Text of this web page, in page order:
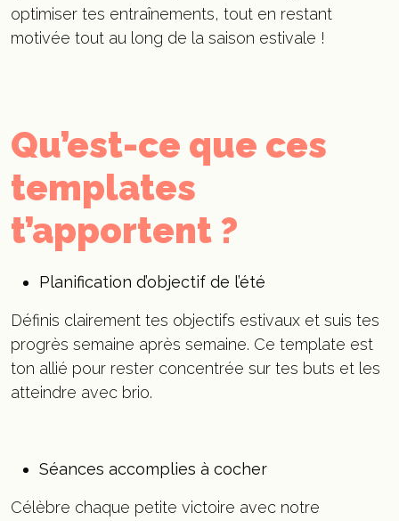
optimiser tes entraînements, tout en restant
motivée tout au long de la saison estivale !
Qu’est-ce que ces
templates
t’apportent ?
Planification d’objectif de l’été
Définis clairement tes objectifs estivaux et suis tes
progrès semaine après semaine. Ce template est
ton allié pour rester concentrée sur tes buts et les
atteindre avec brio.
Séances accomplies à cocher
Célèbre chaque petite victoire avec notre